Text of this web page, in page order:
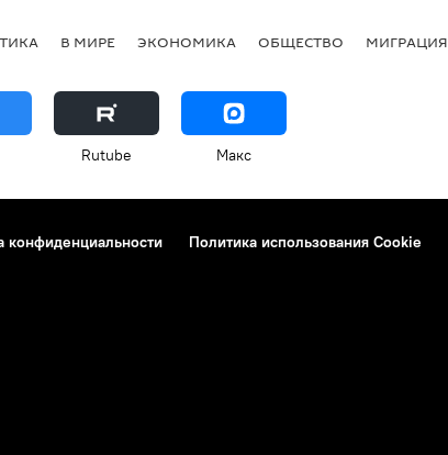
В МИРЕ ЭКОНОМИКА ОБЩЕСТВО МИГРАЦИЯ
Rutube Макс
конфиденциальности Политика использования Cookie